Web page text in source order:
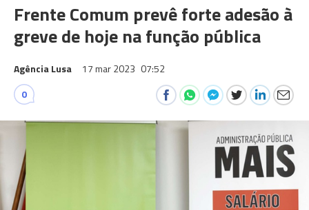
Frente Comum prevê forte adesão à
greve de hoje na função pública
Agência Lusa 17 mar 2023 07:52
0